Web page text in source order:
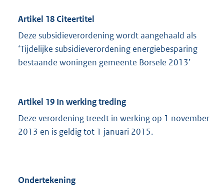
Artikel 18 Citeertitel
Deze subsidieverordening wordt aangehaald als
‘Tijdelijke subsidieverordening energiebesparing
bestaande woningen gemeente Borsele 2013’
Artikel 19 In werking treding
Deze verordening treedt in werking op 1 november
2013 en is geldig tot 1 januari 2015.
Ondertekening